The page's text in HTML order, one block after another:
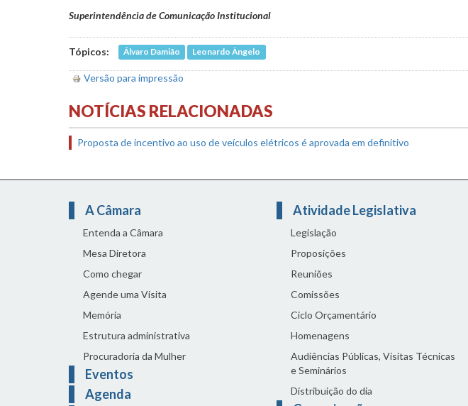
Superintendência de Comunicação Institucional
Tópicos: Álvaro Damião Leonardo Ângelo
Versão para impressão
NOTÍCIAS RELACIONADAS
Proposta de incentivo ao uso de veículos elétricos é aprovada em definitivo
A Câmara
Entenda a Câmara
Mesa Diretora
Como chegar
Agende uma Visita
Memória
Estrutura administrativa
Procuradoria da Mulher
Eventos
Agenda
Atividade Legislativa
Legislação
Proposições
Reuniões
Comissões
Ciclo Orçamentário
Homenagens
Audiências Públicas, Visitas Técnicas
e Seminários
Distribuição do dia